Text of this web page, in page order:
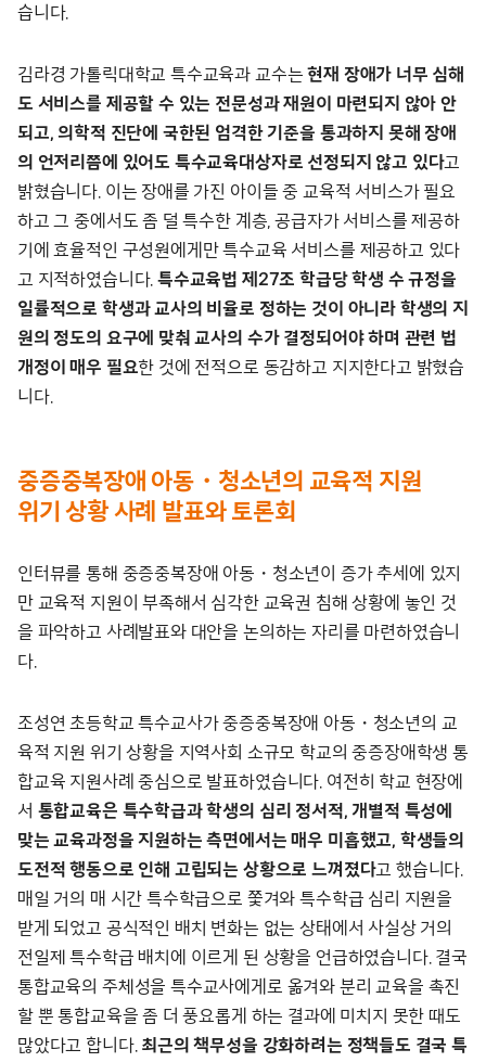
습니다.
김라경 가톨릭대학교 특수교육과 교수는현재 장애가 너무 심해
도 서비스를 제공할 수 있는 전문성과 재원이 마련되지 않아 안
되고, 의학적 진단에 국한된 엄격한 기준을 통과하지 못해 장애
의 언저리쯤에 있어도 특수교육대상자로 선정되지 않고 있다고
밝혔습니다. 이는 장애를 가진 아이들 중 교육적 서비스가 필요
하고 그 중에서도 좀 덜 특수한 계층, 공급자가 서비스를 제공하
기에 효율적인 구성원에게만 특수교육 서비스를 제공하고 있다
고 지적하였습니다.특수교육법 제27조 학급당 학생 수 규정을
일률적으로 학생과 교사의 비율로 정하는 것이 아니라 학생의 지
원의 정도의 요구에 맞춰 교사의 수가 결정되어야 하며 관련 법
개정이 매우 필요한 것에 전적으로 동감하고 지지한다고 밝혔습
니다.
중증중복장애 아동・청소년의 교육적 지원
위기 상황 사례 발표와 토론회
인터뷰를 통해 중증중복장애 아동・청소년이 증가 추세에 있지
만 교육적 지원이 부족해서 심각한 교육권 침해 상황에 놓인 것
을 파악하고 사례발표와 대안을 논의하는 자리를 마련하였습니
다.
조성연 초등학교 특수교사가 중증중복장애 아동・청소년의 교
육적 지원 위기 상황을 지역사회 소규모 학교의 중증장애학생 통
합교육 지원사례 중심으로 발표하였습니다. 여전히 학교 현장에
서 통합교육은 특수학급과 학생의 심리 정서적, 개별적 특성에
맞는 교육과정을 지원하는 측면에서는 매우 미흡했고, 학생들의
도전적 행동으로 인해 고립되는 상황으로 느껴졌다고 했습니다.
매일 거의 매 시간 특수학급으로 쫓겨와 특수학급 심리 지원을
받게 되었고 공식적인 배치 변화는 없는 상태에서 사실상 거의
전일제 특수학급 배치에 이르게 된 상황을 언급하였습니다. 결국
통합교육의 주체성을 특수교사에게로 옮겨와 분리 교육을 촉진
할 뿐 통합교육을 좀 더 풍요롭게 하는 결과에 미치지 못한 때도
많았다고 합니다. 최근의 책무성을 강화하려는 정책들도 결국 특